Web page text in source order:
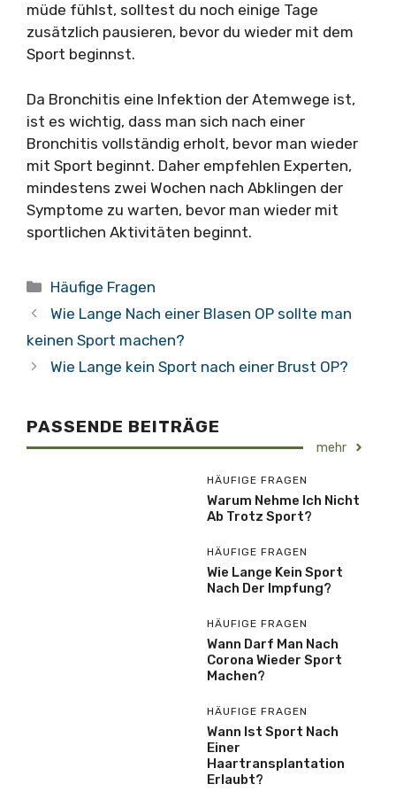
müde fühlst, solltest du noch einige Tage
zusätzlich pausieren, bevor du wieder mit dem
Sport beginnst.
Da Bronchitis eine Infektion der Atemwege ist,
ist es wichtig, dass man sich nach einer
Bronchitis vollständig erholt, bevor man wieder
mit Sport beginnt. Daher empfehlen Experten,
mindestens zwei Wochen nach Abklingen der
Symptome zu warten, bevor man wieder mit
sportlichen Aktivitäten beginnt.
Kategorien
Häufige Fragen
Wie Lange Nach einer Blasen OP sollte man
keinen Sport machen?
Wie Lange kein Sport nach einer Brust OP?
PASSENDE BEITRÄGE
mehr
HÄUFIGE FRAGEN
Warum Nehme Ich Nicht
Ab Trotz Sport?
HÄUFIGE FRAGEN
Wie Lange Kein Sport
Nach Der Impfung?
HÄUFIGE FRAGEN
Wann Darf Man Nach
Corona Wieder Sport
Machen?
HÄUFIGE FRAGEN
Wann Ist Sport Nach
Einer
Haartransplantation
Erlaubt?